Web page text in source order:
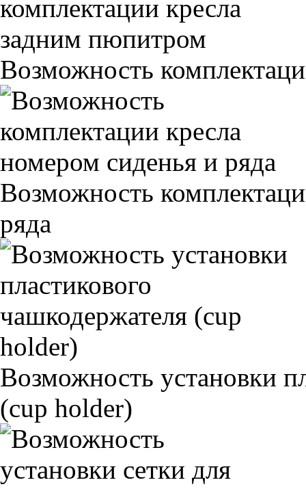
Возможность
Возможность
ряда
Возможность установки
(cup holder)